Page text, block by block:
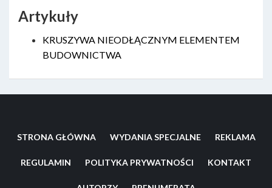
Artykuły
KRUSZYWA NIEODŁĄCZNYM ELEMENTEM
BUDOWNICTWA
STRONA GŁÓWNA WYDANIA SPECJALNE REKLAMA
REGULAMIN POLITYKA PRYWATNOŚCI KONTAKT